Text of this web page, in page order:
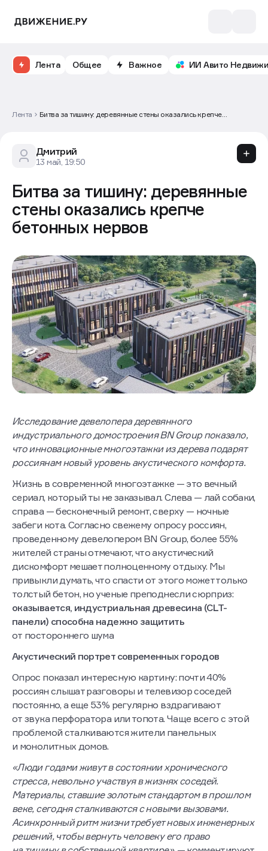
Лента Общее Важное ИИ Авито
Лента
Битва за тишину: деревянные стены оказались крепче
Дмитрий
13 май, 19:50
Битва за тишину: деревянные
стены оказались крепче
бетонных нервов
Исследование девелопера деревянного
индустриального домостроения BN Group показало,
что инновационные многоэтажки из дерева подарят
россиянам новый уровень акустического комфорта.
Жизнь в современной многоэтажке — это вечный
сериал, который ты не заказывал. Слева — лай собаки,
справа — бесконечный ремонт, сверху — ночные
забеги кота. Согласно свежему опросу россиян,
проведенному девелопером BN Group, более 55%
жителей страны отмечают, что акустический
дискомфорт мешает полноценному отдыху. Мы
привыкли думать, что спасти от этого может только
толстый бетон, но ученые преподнесли сюрприз:
оказывается, индустриальная древесина (CLT-
панели) способна надежно защитить
от постороннего шума
Акустический портрет современных городов
Опрос показал интересную картину: почти 40%
россиян слышат разговоры и телевизор соседей
постоянно, а еще 53% регулярно вздрагивают
от звука перфоратора или топота. Чаще всего с этой
проблемой сталкиваются жители панельных
и монолитных домов.
«Люди годами живут в состоянии хронического
стресса, невольно участвуя в жизнях соседей.
Материалы, ставшие золотым стандартом в прошлом
веке, сегодня сталкиваются с новыми вызовами.
Асинхронный ритм жизни требует новых инженерных
решений, чтобы вернуть человеку его право